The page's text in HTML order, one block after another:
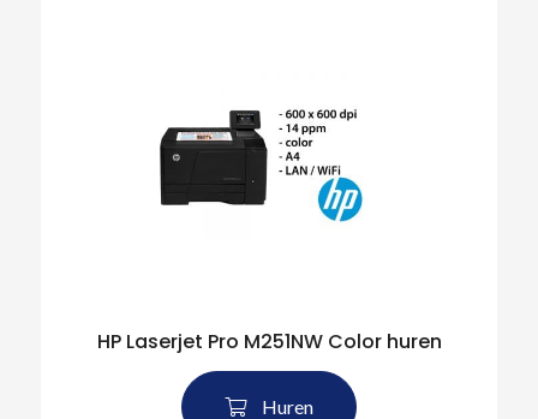
HP Laserjet Pro M251NW Color huren
Huren